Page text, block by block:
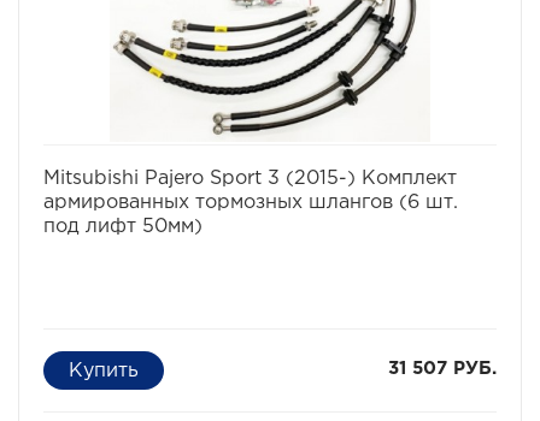
Mitsubishi Pajero Sport 3 (2015-) Комплект
армированных тормозных шлангов (6 шт.
под лифт 50мм)
31 507 РУБ.